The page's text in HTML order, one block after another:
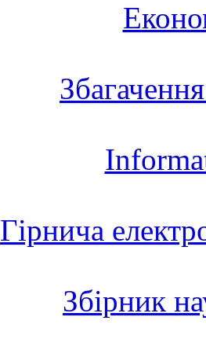
Гірнича
Збірник